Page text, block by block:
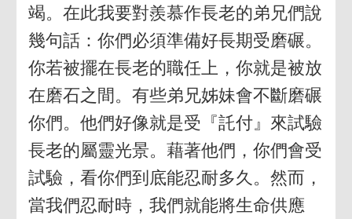
竭。在此我要對羨慕作長老的弟兄們說
幾句話：你們必須準備好長期受磨碾。
你若被擺在長老的職任上，你就是被放
在磨石之間。有些弟兄姊妹會不斷磨碾
你們。他們好像就是受『託付』來試驗
長老的屬靈光景。藉著他們，你們會受
試驗，看你們到底能忍耐多久。然而，
當我們忍耐時，我們就能將生命供應